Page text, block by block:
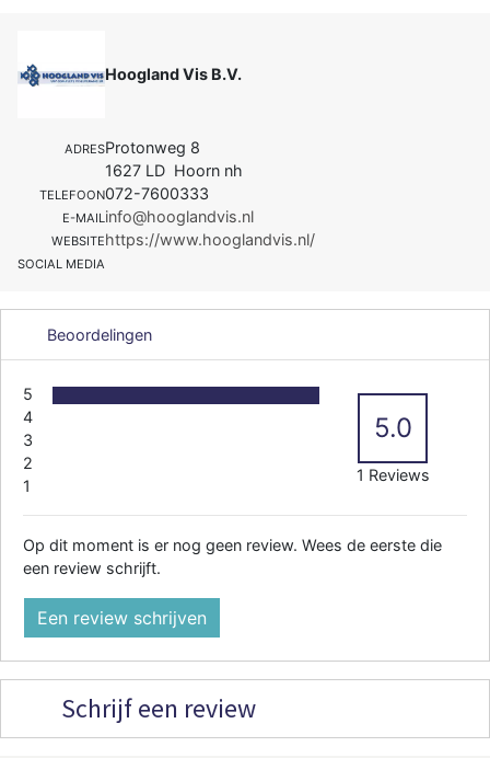
Hoogland Vis B.V.
ADRESProtonweg 8
1627 LD Hoorn nh
TELEFOON072-7600333
E-MAILinfo@hooglandvis.nl
WEBSITEhttps://www.hooglandvis.nl/
SOCIAL MEDIA
Beoordelingen
5
4
3
2
1
5.0
1 Reviews
Op dit moment is er nog geen review. Wees de eerste die
een review schrijft.
Een review schrijven
Schrijf een review